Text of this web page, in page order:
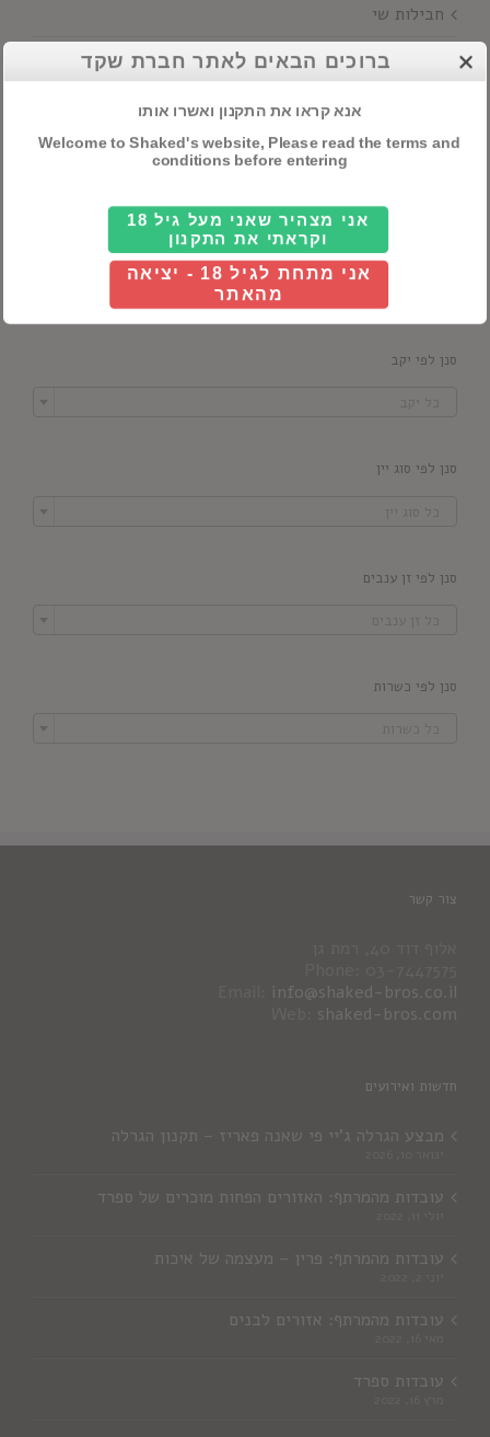
חבילות שי
חיפוש מוצרים
סנן לפי מדינה
סנן לפי יקב
סנן לפי סוג יין
סנן לפי זן ענבים
סנן לפי כשרות
צור קשר
info@shaked-bros.co.il
shaked-bros.com
חדשות ואירועים
מבצע הגרלה ג'יי פי שאנה פאריז – תקנון הגרלה
עובדות מהמרתף: האזורים הפחות מוכרים של ספרד
עובדות מהמרתף: פרין – מעצמה של איכות
עובדות מהמרתף: אזורים לבנים
עובדות ספרד
ברוכים הבאים לאתר חברת שקד
אנא קראו את התקנון ואשרו אותו
Welcome to Shaked's website, Please read the terms and
conditions before entering
אני מצהיר שאני מעל גיל 18
וקראתי את התקנון
אני מתחת לגיל 18 - יציאה
מהאתר